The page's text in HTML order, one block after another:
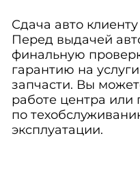
Сдача авто клиенту
Перед выдачей
финальную
гарантию на
запчасти. Вы
работе центра или
по
эксплуатации.